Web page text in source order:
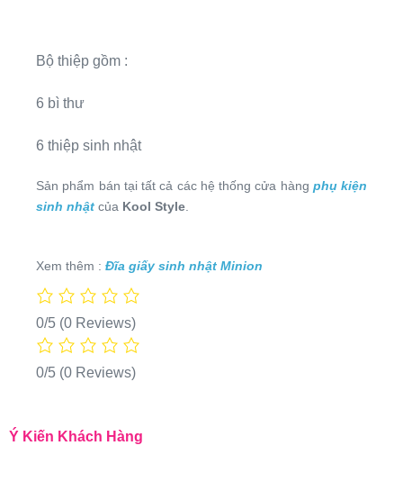
Bộ thiệp gồm :
6 bì thư
6 thiệp sinh nhật
Sản phẩm bán tại tất cả các hệ thống cửa hàng phụ kiện
sinh nhật của Kool Style
Xem thêm : Đĩa giấy sinh nhật Minion
0/5 (0 Reviews)
0/5 (0 Reviews)
Ý Kiến Khách Hàng